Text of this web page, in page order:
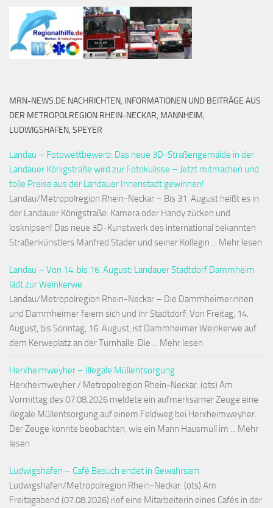
MRN-NEWS.DE NACHRICHTEN, INFORMATIONEN UND BEITRÄGE AUS
DER METROPOLREGION RHEIN-NECKAR, MANNHEIM,
LUDWIGSHAFEN, SPEYER
Landau – Fotowettbewerb: Das neue 3D-Straßengemälde in der
Landauer Königstraße wird zur Fotokulisse – Jetzt mitmachen und
tolle Preise aus der Landauer Innenstadt gewinnen!
Landau/Metropolregion Rhein-Neckar – Bis 31. August heißt es in
der Landauer Königstraße: Kamera oder Handy zücken und
losknipsen! Das neue 3D-Kunstwerk des international bekannten
Straßenkünstlers Manfred Stader und seiner Kollegin ... Mehr lesen
Landau – Von 14. bis 16. August: Landauer Stadtdorf Dammheim
lädt zur Weinkerwe
Landau/Metropolregion Rhein-Neckar – Die Dammheimerinnen
und Dammheimer feiern sich und ihr Stadtdorf: Von Freitag, 14.
August, bis Sonntag, 16. August, ist Dammheimer Weinkerwe auf
dem Kerweplatz an der Turnhalle. Die ... Mehr lesen
Herxheimweyher – Illegale Müllentsorgung
Herxheimweyher / Metropolregion Rhein-Neckar. (ots) Am
Vormittag des 07.08.2026 meldete ein aufmerksamer Zeuge eine
illegale Müllentsorgung auf einem Feldweg bei Herxheimweyher.
Der Zeuge konnte beobachten, wie ein Mann Hausmüll im ... Mehr
lesen
Ludwigshafen – Café Besuch endet in Gewahrsam
Ludwigshafen/Metropolregion Rhein-Neckar. (ots) Am
Freitagabend (07.08.2026) rief eine Mitarbeiterin eines Cafés in der